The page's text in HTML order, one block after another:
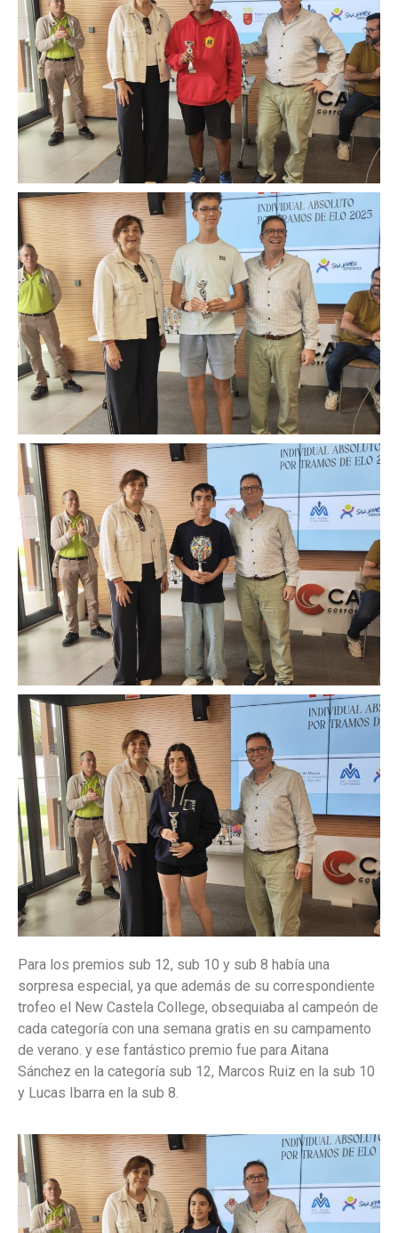
Para los premios sub 12, sub 10 y sub 8 había una
sorpresa especial, ya que además de su correspondiente
trofeo el New Castela College, obsequiaba al campeón de
cada categoría con una semana gratis en su campamento
de verano. y ese fantástico premio fue para Aitana
Sánchez en la categoría sub 12, Marcos Ruiz en la sub 10
y Lucas Ibarra en la sub 8.